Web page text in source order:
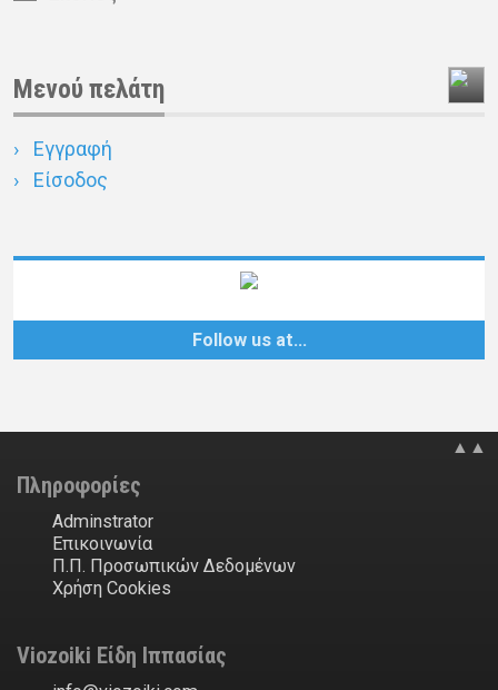
Μενού πελάτη
Εγγραφή
Είσοδος
Follow us at…
▲▲
Πληροφορίες
Adminstrator
Επικοινωνία
Π.Π. Προσωπικών Δεδομένων
Χρήση Cookies
Viozoiki Είδη Ιππασίας